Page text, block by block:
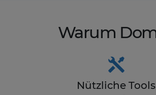
Warum
Nützliche Tools